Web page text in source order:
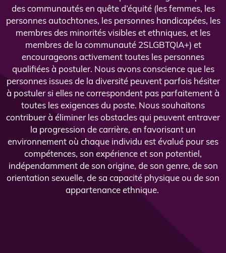
des communautés en quête d’équité (les femmes, les
personnes autochtones, les personnes handicapées, les
membres des minorités visibles et ethniques, et les
membres de la communauté 2SLGBTQIA+) et
encourageons activement toutes les personnes
qualifiées à postuler. Nous avons conscience que les
personnes issues de la diversité peuvent parfois hésiter
à postuler si elles ne correspondent pas parfaitement à
toutes les exigences du poste. Nous souhaitons
contribuer à éliminer les obstacles qui peuvent entraver
la progression de carrière, en favorisant un
environnement où chaque individu est évalué pour ses
compétences, son expérience et son potentiel,
indépendamment de son origine, de son genre, de son
orientation sexuelle, de sa capacité physique ou de son
appartenance ethnique.